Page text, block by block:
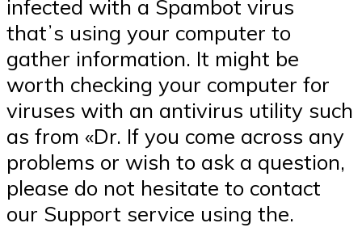
infected with a Spambot virus
thatʼs using your computer to
gather information. It might be
worth checking your computer for
viruses with an antivirus utility such
as from «Dr. If you come across any
problems or wish to ask a question,
please do not hesitate to contact
our Support service using the.